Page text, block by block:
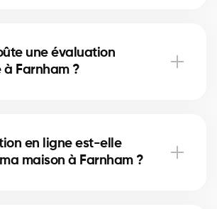
à Farnham. Nos experts
critère pour vous donner une
une évaluation
à Farnham ?
local pour vous fournir une
sans frais.
en ligne est-elle
maison à Farnham ?